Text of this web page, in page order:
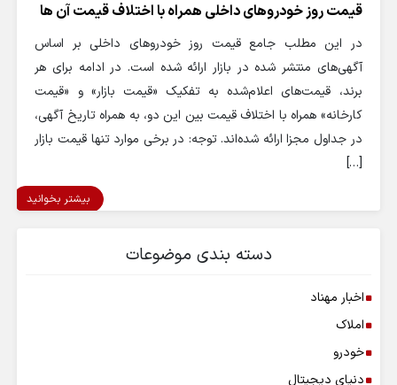
قیمت روز خودروهای داخلی همراه با اختلاف قیمت آن ها
در این مطلب جامع قیمت روز خودروهای داخلی بر اساس
آگهی‌های منتشر شده در بازار ارائه شده است. در ادامه برای هر
برند، قیمت‌های اعلام‌شده به تفکیک «قیمت بازار» و «قیمت
کارخانه» همراه با اختلاف قیمت بین این دو، به همراه تاریخ آگهی،
در جداول مجزا ارائه شده‌اند. توجه: در برخی موارد تنها قیمت بازار
[…]
بیشتر بخوانید
دسته بندی موضوعات
اخبار مهناد
املاک
خودرو
دنیای دیجیتال